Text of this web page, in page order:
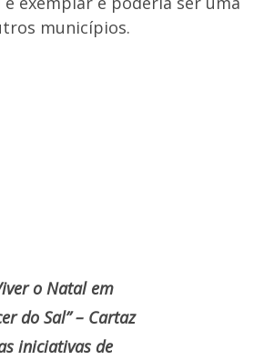
municípios.
o Natal em
do Sal” – Cartaz
iniciativas de